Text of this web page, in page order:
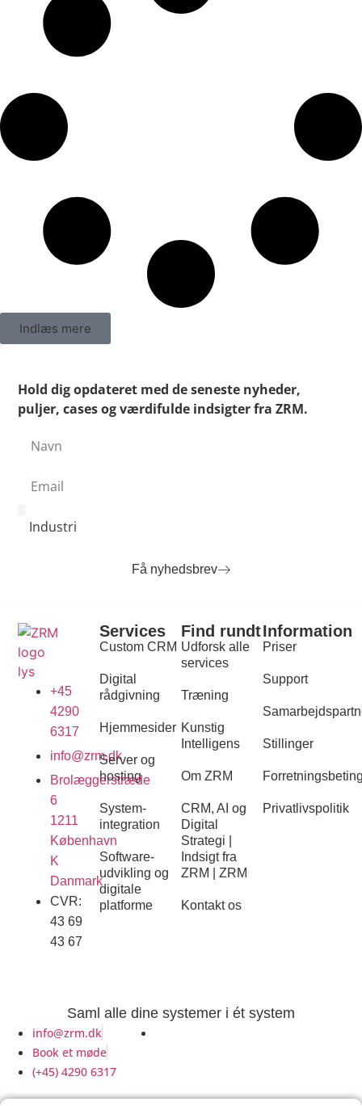
Indlæs mere
Hold dig opdateret med de seneste nyheder,
puljer, cases og værdifulde indsigter fra ZRM.
Få nyhedsbrev
+45
4290
6317
info@zrm.dk
Brolæggerstræde
6
1211
København
K
Danmark
CVR:
43 69
43 67
Services
Custom CRM
Digital
rådgivning
Hjemmesider
Server og
hosting
System-
integration
Software-
udvikling og
digitale
platforme
Find rundt
Udforsk alle
services
Træning
Kunstig
Intelligens
Om ZRM
CRM, AI og
Digital
Strategi |
Indsigt fra
ZRM | ZRM
Kontakt os
Information
Priser
Support
Stillinger
Privatlivspolitik
Saml alle dine systemer i ét system
info@zrm.dk
Book et møde
(+45) 4290 6317